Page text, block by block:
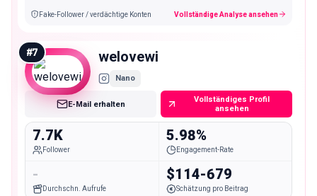
Fake-Follower / verdächtige Konten Vollständige Analyse ansehen
#7 welovewi
Nano
E-Mail erhalten
Vollständiges Profil
ansehen
7.7K
Follower
5.98%
Engagement-Rate
-
Durchschn. Aufrufe
$114-679
Schätzung pro Beitrag